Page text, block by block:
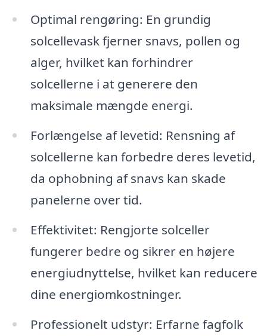
Optimal rengøring: En grundig
solcellevask fjerner snavs, pollen og
alger, hvilket kan forhindrer
solcellerne i at generere den
maksimale mængde energi.
Forlængelse af levetid: Rensning af
solcellerne kan forbedre deres levetid,
da ophobning af snavs kan skade
panelerne over tid.
Effektivitet: Rengjorte solceller
fungerer bedre og sikrer en højere
energiudnyttelse, hvilket kan reducere
dine energiomkostninger.
Professionelt udstyr: Erfarne fagfolk